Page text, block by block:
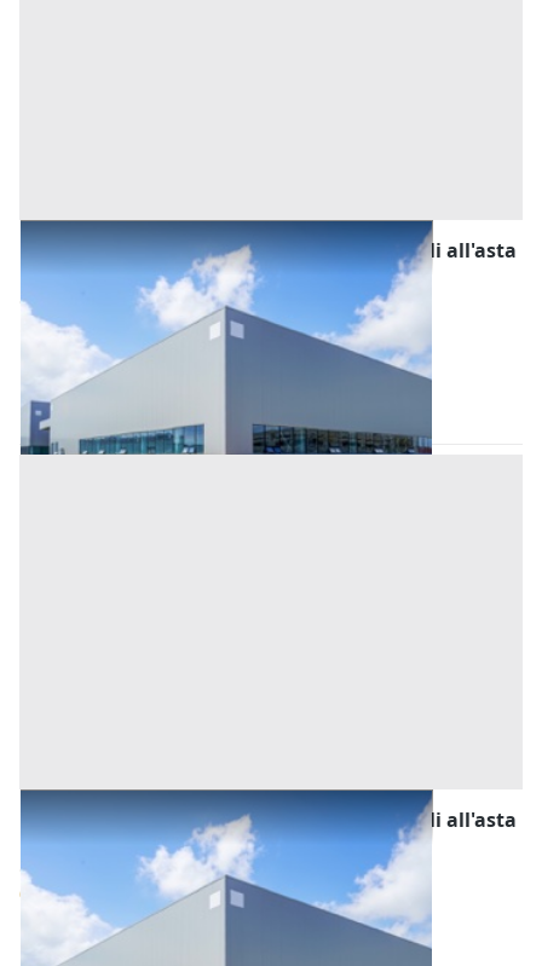
Fabbricati Costruiti per Esigenze Industriali all'asta
a Padova
Casale di Scodosia
Offerta minima
58.977,19 € 79.836,25 €
Codice asta:
Asta chiusa
Fabbricati Costruiti per Esigenze Industriali all'asta
a Padova
Casale di Scodosia
Offerta minima
64.800 € 86.400 €
Codice asta: